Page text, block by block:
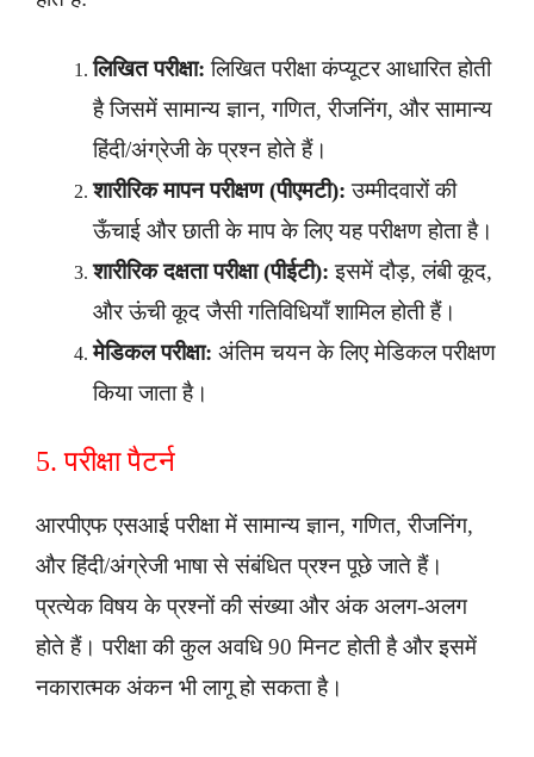
लिखित परीक्षा: लिखित परीक्षा कंप्यूटर आधारित होती
है जिसमें सामान्य ज्ञान, गणित, रीजनिंग, और सामान्य
हिंदी/अंग्रेजी के प्रश्न होते हैं।
शारीरिक मापन परीक्षण (पीएमटी): उम्मीदवारों की
ऊँचाई और छाती के माप के लिए यह परीक्षण होता है।
शारीरिक दक्षता परीक्षा (पीईटी): इसमें दौड़, लंबी कूद,
और ऊंची कूद जैसी गतिविधियाँ शामिल होती हैं।
मेडिकल परीक्षा: अंतिम चयन के लिए मेडिकल परीक्षण
किया जाता है।
5. परीक्षा पैटर्न
आरपीएफ एसआई परीक्षा में सामान्य ज्ञान, गणित, रीजनिंग,
और हिंदी/अंग्रेजी भाषा से संबंधित प्रश्न पूछे जाते हैं।
प्रत्येक विषय के प्रश्नों की संख्या और अंक अलग-अलग
होते हैं। परीक्षा की कुल अवधि 90 मिनट होती है और इसमें
नकारात्मक अंकन भी लागू हो सकता है।